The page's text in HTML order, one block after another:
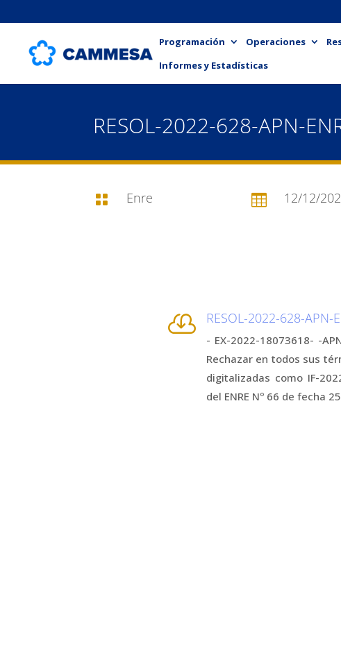
Programación Operaciones
Informes y Estadísticas
RESOL-2022-628-APN-
 Enre  12/12/
 RESOL-2022-628-APN-
- EX-2022-18073618- -
Rechazar en todos sus
digitalizadas como IF-
del ENRE Nº 66 de fecha